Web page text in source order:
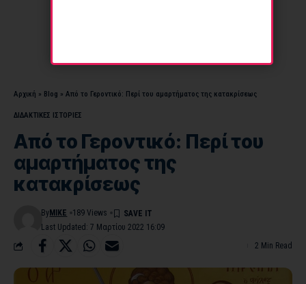
Αρχική » Blog » Από το Γεροντικό: Περί του αμαρτήματος της κατακρίσεως
ΔΙΔΑΚΤΙΚΕΣ ΙΣΤΟΡΙΕΣ
Από το Γεροντικό: Περί του
αμαρτήματος της
κατακρίσεως
Last Updated: 7 Μαρτίου 2022 16:09
By MIKE 189 Views
2 Min Read